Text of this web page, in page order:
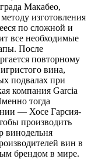
Макабео,
изготовления
по сложной и
все необходимые
После
повторному
вина,
подвалах при
компания Garcia
тогда
— Хосе Гарсия-
производить
винодельня
вин в
брендом в мире.